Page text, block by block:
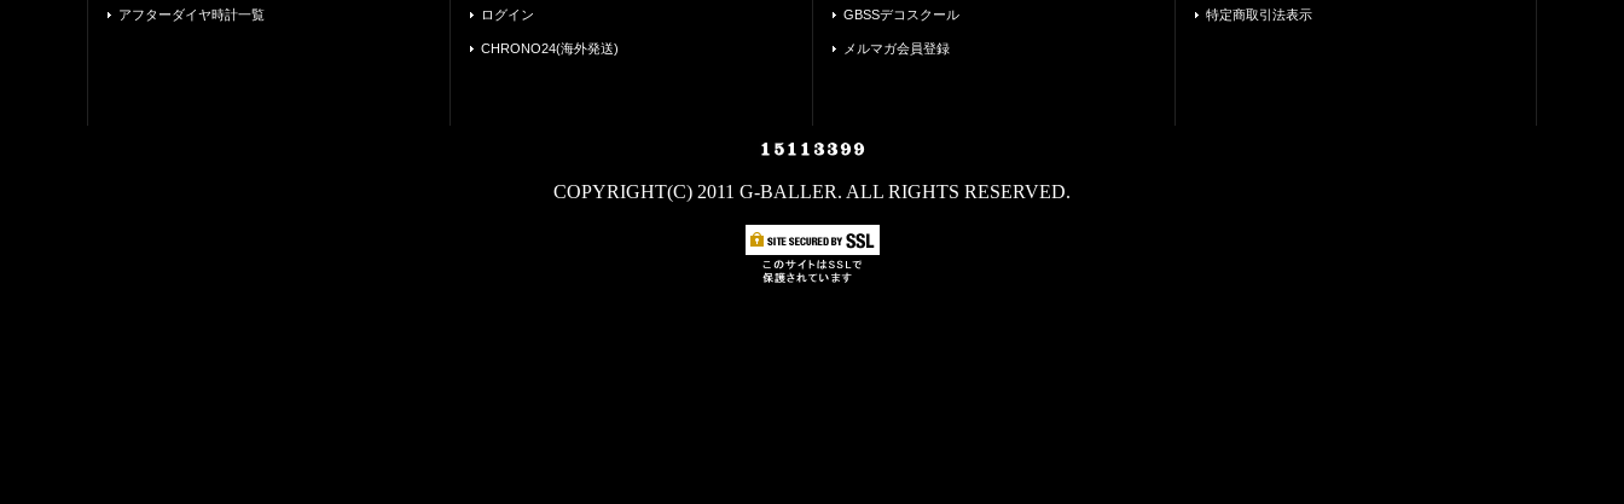
アフターダイヤ時計一覧 ログイン
CHRONO24(海外発送)
GBSSデコスクール
メルマガ会員登録
特定商取引法表示
COPYRIGHT(C) 2011 G-BALLER. ALL RIGHTS RESERVED.